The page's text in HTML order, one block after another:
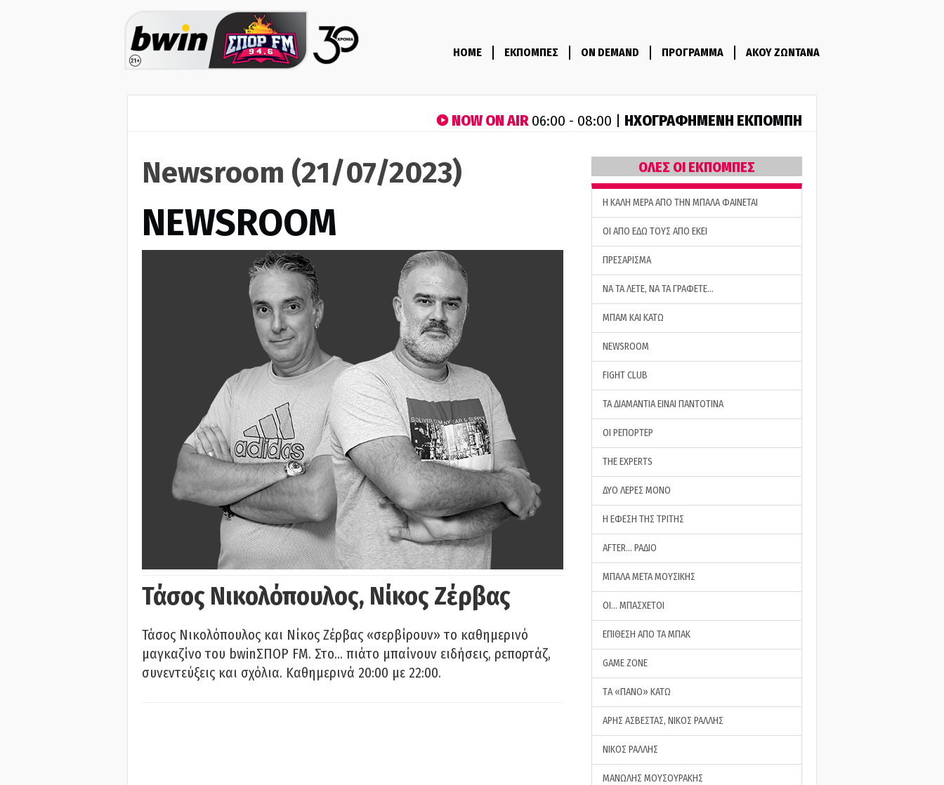
HOME ΕΚΠΟΜΠΕΣ ON DEMAND ΠΡΟΓΡΑΜΜΑ ΑΚΟΥ ΖΩΝΤΑΝΑ
NOW ON AIR06:00 - 08:00 | ΗΧΟΓΡΑΦΗΜΕΝΗ ΕΚΠΟΜΠΗ
Newsroom (21/07/2023)
NEWSROOM
Τάσος Νικολόπουλος, Νίκος Ζέρβας
Τάσος Νικολόπουλος και Νίκος Ζέρβας «σερβίρουν» το καθημερινό
μαγκαζίνο του bwinΣΠΟΡ FM. Στο… πιάτο μπαίνουν ειδήσεις, ρεπορτάζ,
συνεντεύξεις και σχόλια. Καθημερινά 20:00 με 22:00.
ΟΛΕΣ ΟΙ ΕΚΠΟΜΠΕΣ
H ΚΑΛΗ ΜΕΡΑ ΑΠΟ ΤΗΝ ΜΠΑΛΑ ΦΑΙΝΕΤΑΙ
ΟΙ ΑΠΟ ΕΔΩ ΤΟΥΣ ΑΠΟ ΕΚΕΙ
ΠΡΕΣΑΡΙΣΜΑ
ΝΑ ΤΑ ΛΕΤΕ, ΝΑ ΤΑ ΓΡΑΦΕΤΕ…
ΜΠΑΜ ΚΑΙ ΚΑΤΩ
NEWSROOM
FIGHT CLUB
ΤΑ ΔΙΑΜΑΝΤΙΑ ΕΙΝΑΙ ΠΑΝΤΟΤΙΝΑ
ΟΙ ΡΕΠΟΡΤΕΡ
THE EXPERTS
ΔΥΟ ΛΕΡΕΣ ΜΟΝΟ
Η ΕΦΕΣΗ ΤΗΣ ΤΡΙΤΗΣ
AFTER… ΡΑΔΙΟ
ΜΠΑΛΑ ΜΕΤΑ ΜΟΥΣΙΚΗΣ
ΟΙ… ΜΠΑΣΧΕΤΟΙ
ΕΠΙΘΕΣΗ ΑΠΟ ΤΑ ΜΠΑΚ
GAME ZONE
ΤA «ΠΑΝΟ» ΚΑΤΩ
ΑΡΗΣ ΑΣΒΕΣΤΑΣ, ΝΙΚΟΣ ΡΑΛΛΗΣ
ΝΙΚΟΣ ΡΑΛΛΗΣ
ΜΑΝΩΛΗΣ ΜΟΥΣΟΥΡΑΚΗΣ